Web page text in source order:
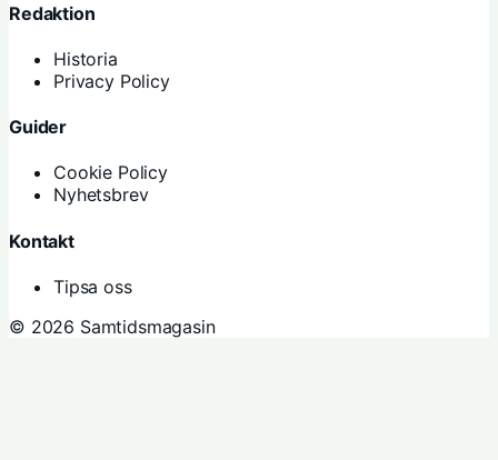
Redaktion
Historia
Privacy Policy
Guider
Cookie Policy
Nyhetsbrev
Kontakt
Tipsa oss
© 2026 Samtidsmagasin